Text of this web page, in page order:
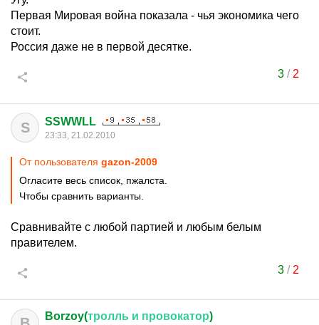
Первая Мировая война показала - чья экономика чего
стоит.
Россия даже не в первой десятке.
3/ 2
S SSWWLL
23:33, 21.02.2010
От пользователя gazon-2009
Огласите весь список, пжалста.
Чтобы сравнить варианты.
Сравнивайте с любой партией и любым белым
правителем.
3/ 2
Borzoy(тролль и провокатор)